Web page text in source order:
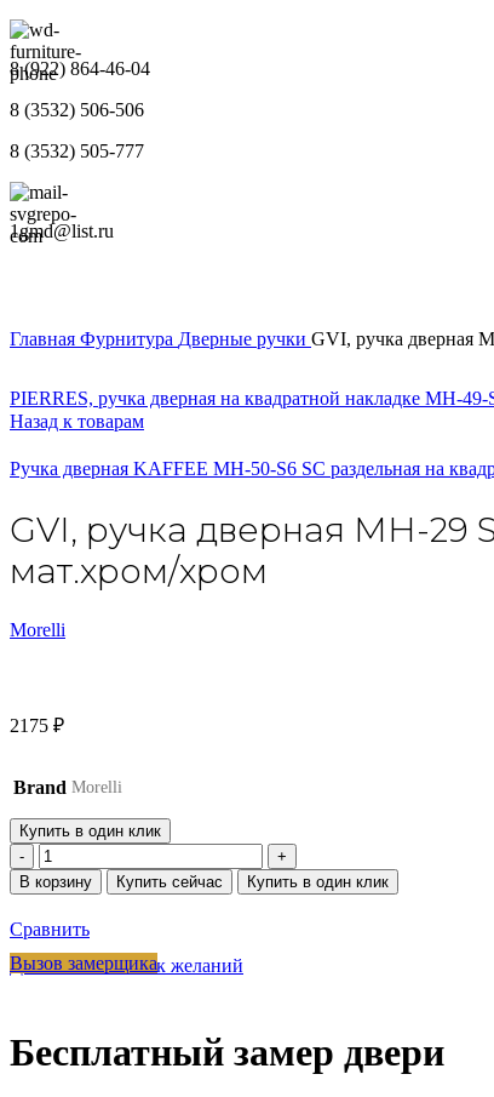
8 (922) 864-46-04
8 (3532) 506-506
8 (3532) 505-777
1gmd@list.ru
Главная Фурнитура Дверные ручки GVI, ручка дверная
PIERRES, ручка дверная на квадратной накладке MH-
Назад к товарам
Ручка дверная KAFFEE MH-50-S6 SC раздельная на
GVI, ручка дверная MH-29
мат.хром/хром
Morelli
2175 ₽
Brand Morelli
Купить в один клик
Количество
товара
GVI,
дверная
MH-
на
квадратной
В корзину Купить сейчас Купить в один клик
Сравнить
Добавить в список желаний
Вызов замерщика
Бесплатный замер двери